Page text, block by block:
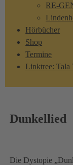
RE-
Hörbücher
Shop
Termine
Linktree: Tala
Dunkellied
Die Dystopie